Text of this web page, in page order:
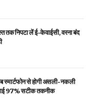
निपटा लें ई-केवाईसी, वरना बंद
से होगी असली-नकली
97% सटीक तकनीक